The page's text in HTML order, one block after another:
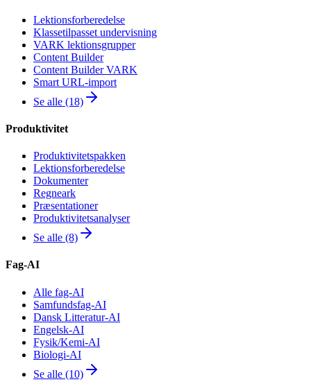
Lektionsforberedelse
Klassetilpasset undervisning
VARK lektionsgrupper
Content Builder
Content Builder VARK
Smart URL-import
Se alle (18)
Produktivitet
Produktivitetspakken
Lektionsforberedelse
Dokumenter
Regneark
Præsentationer
Produktivitetsanalyser
Se alle (8)
Fag-AI
Alle fag-AI
Samfundsfag-AI
Dansk Litteratur-AI
Engelsk-AI
Fysik/Kemi-AI
Biologi-AI
Se alle (10)